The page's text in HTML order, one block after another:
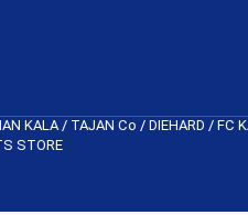
KALA / TAJAN Co / DIEHARD / FC
STORE